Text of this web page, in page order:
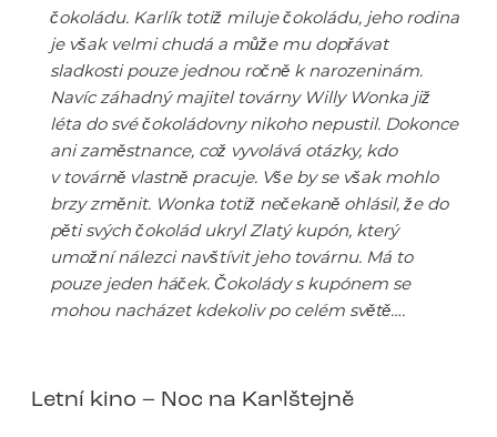
čokoládu. Karlík totiž miluje čokoládu, jeho rodina
je však velmi chudá a může mu dopřávat
sladkosti pouze jednou ročně k narozeninám.
Navíc záhadný majitel továrny Willy Wonka již
léta do své čokoládovny nikoho nepustil. Dokonce
ani zaměstnance, což vyvolává otázky, kdo
v továrně vlastně pracuje. Vše by se však mohlo
brzy změnit. Wonka totiž nečekaně ohlásil, že do
pěti svých čokolád ukryl Zlatý kupón, který
umožní nálezci navštívit jeho továrnu. Má to
pouze jeden háček. Čokolády s kupónem se
mohou nacházet kdekoliv po celém světě….
Letní kino – Noc na Karlštejně